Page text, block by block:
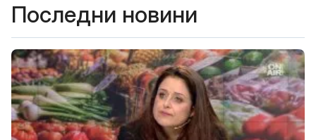
Последни новини